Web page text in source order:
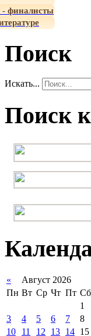
- финалисты
Поиск
Искать...
Поиск
« Август 2026
Пн Вт Ср Чт Пт Сб
1
3
4 5 6 7 8
10
11 12 13 14 15